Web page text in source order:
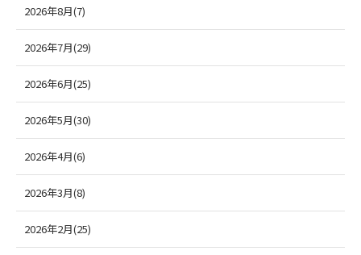
2026年8月(7)
2026年7月(29)
2026年6月(25)
2026年5月(30)
2026年4月(6)
2026年3月(8)
2026年2月(25)